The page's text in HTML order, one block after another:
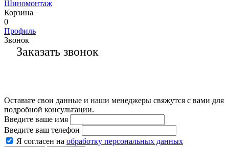
Шиномонтаж
Корзина
0
Профиль
Звонок
Заказать звонок
Оставьте свои данные и наши менеджеры свяжутся с вами для
подробной консультации.
Введите ваше имя
Введите ваш телефон
Я согласен на обработку персональных данных